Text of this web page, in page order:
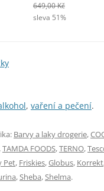
649,00 Kč
sleva 51%
, vaření a pečení.
Barvy a laky drogerie,
,TAMDA FOODS,TERNO,
Pet, Friskies,Globus, Korrekt
,Sheba,Shelma.